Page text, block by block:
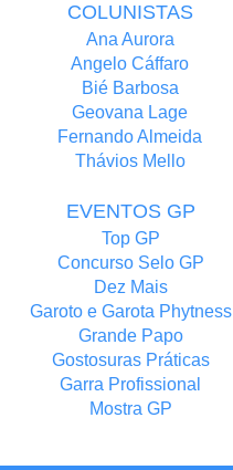
COLUNISTAS
Ana Aurora
Angelo Cáffaro
Bié Barbosa
Geovana Lage
Fernando Almeida
Thávios Mello
EVENTOS GP
Top GP
Concurso Selo GP
Dez Mais
Garoto e Garota Phytness
Grande Papo
Gostosuras Práticas
Garra Profissional
Mostra GP